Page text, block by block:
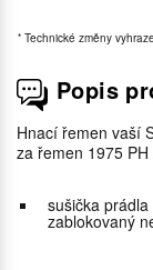
* Technické změny
Popis
Hnací řemen vaší
za řemen 1975
sušička
zablokovaný